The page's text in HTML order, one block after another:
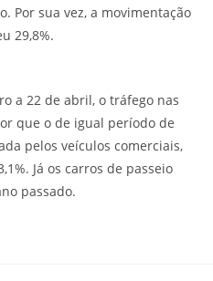
Por sua vez, a movimentação
29,8%.
a 22 de abril, o tráfego nas
que o de igual período de
pelos veículos comerciais,
Já os carros de passeio
passado.